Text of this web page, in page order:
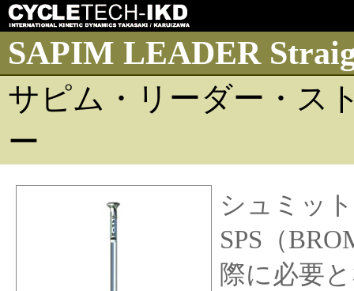
SAPIM LEADER
サピム・リーダー・ス
ー
シュミッ
SPS（
際に必要